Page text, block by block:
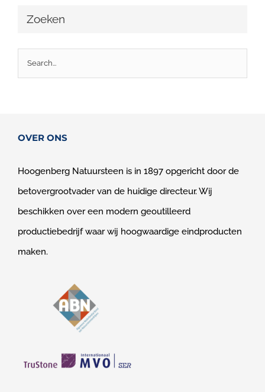
Zoeken
OVER ONS
Hoogenberg Natuursteen is in 1897 opgericht door de
betovergrootvader van de huidige directeur. Wij
beschikken over een modern geoutilleerd
productiebedrijf waar wij hoogwaardige eindproducten
maken.